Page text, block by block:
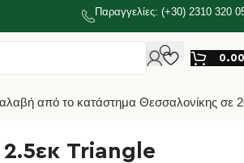
Παραγγελίες: (+30) 2310 320
0.00
από το κατάστημα Θεσσαλονίκης σε
2.5εκ Triangle